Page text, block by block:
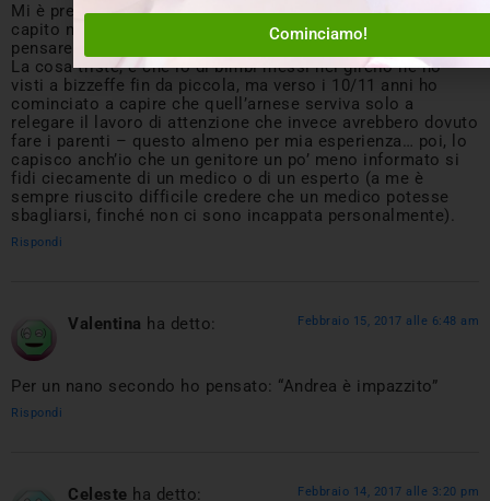
Mi è preso un colpo. Per un attimo ho pensato di non aver
capito niente di quest’autore e non ho saputo più cosa
pensare! Ci mancavano solo gli integratori XD
La cosa triste, è che io di bimbi messi nel girello ne ho
visti a bizzeffe fin da piccola, ma verso i 10/11 anni ho
cominciato a capire che quell’arnese serviva solo a
relegare il lavoro di attenzione che invece avrebbero dovuto
fare i parenti – questo almeno per mia esperienza… poi, lo
capisco anch’io che un genitore un po’ meno informato si
fidi ciecamente di un medico o di un esperto (a me è
sempre riuscito difficile credere che un medico potesse
sbagliarsi, finché non ci sono incappata personalmente).
Rispondi
Valentina ha detto: Febbraio 15, 2017 alle 6:48 am
Per un nano secondo ho pensato: “Andrea è impazzito”
Rispondi
Celeste ha detto: Febbraio 14, 2017 alle 3:20 pm
Cominciamo!